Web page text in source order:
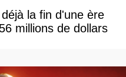
la fin d'une ère
millions de dollars